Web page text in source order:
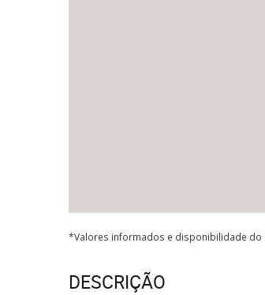
*Valores informados e disponibilidade do
DESCRIÇÃO